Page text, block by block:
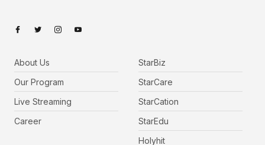
About Us
Our Program
Live Streaming
Career
StarBiz
StarCare
StarCation
StarEdu
Holyhit